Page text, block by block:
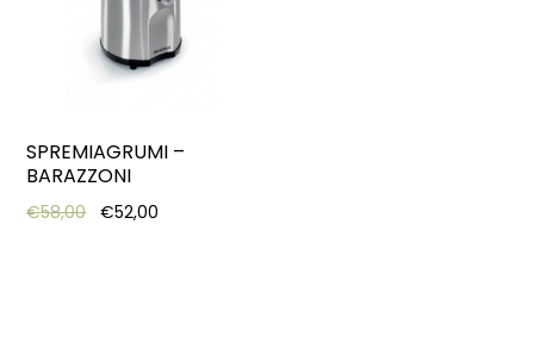
SPREMIAGRUMI –
BARAZZONI
€58,00 Original price was: €58,00.
€52,00